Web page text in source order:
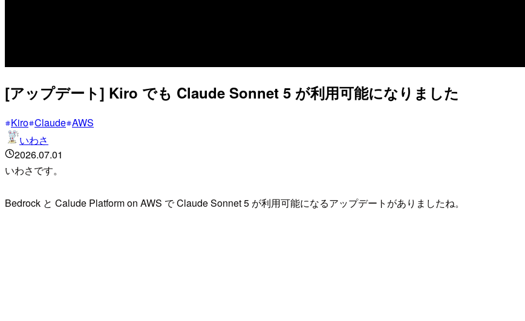
[アップデート] Kiro でも Claude Sonnet 5 が利用可能になりました
Kiro Claude AWS
いわさ
2026.07.01
いわさです。
Bedrock と Calude Platform on AWS で Claude Sonnet 5 が利用可能になるアップデートがありましたね。